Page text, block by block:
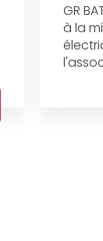
GR
à la